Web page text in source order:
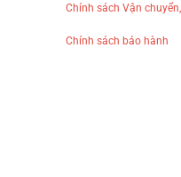
Chính sách Vận
Chính sách bảo hành